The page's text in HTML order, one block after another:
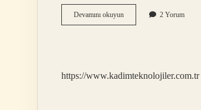
Devamını okuyunMısır
Nasıl
2 Yorum
https://www.kadimteknolojiler.com.tr